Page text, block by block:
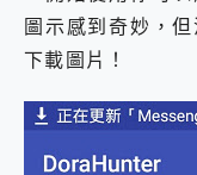
圖示感到奇妙，
下載圖片！